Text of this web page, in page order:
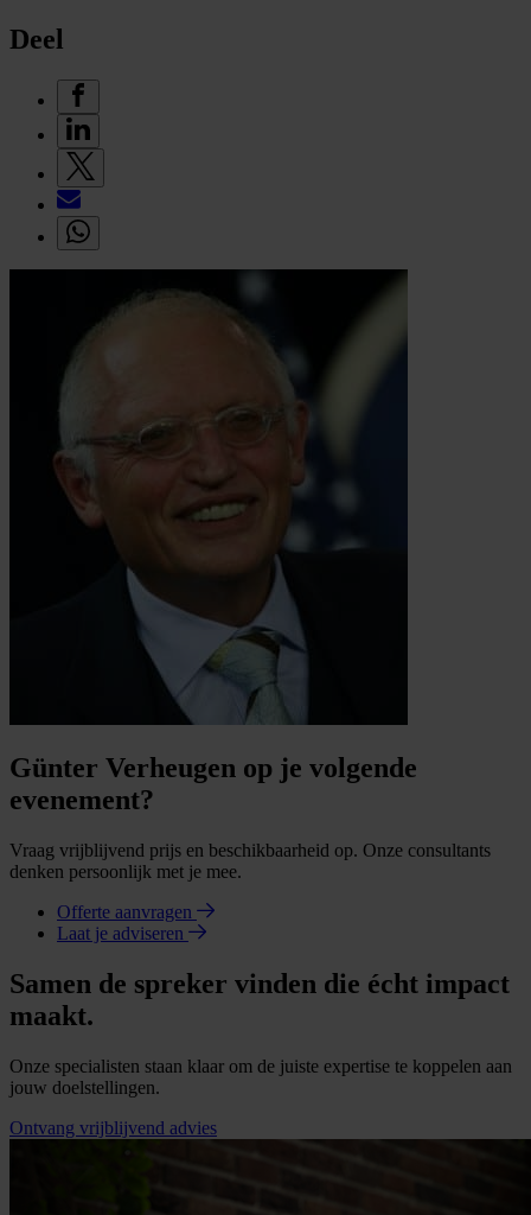
Deel
Günter Verheugen op je volgende
evenement?
Vraag vrijblijvend prijs en beschikbaarheid op. Onze consultants
denken persoonlijk met je mee.
Offerte aanvragen
Laat je adviseren
Samen de spreker vinden die écht impact
maakt.
Onze specialisten staan klaar om de juiste expertise te koppelen aan
jouw doelstellingen.
Ontvang vrijblijvend advies